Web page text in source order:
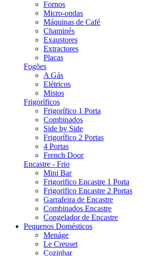
Fornos
Micro-ondas
Máquinas de Café
Chaminés
Exaustores
Extractores
Placas
Fogões
A Gás
Elétricos
Mistos
Frigoríficos
Frigorífico 1 Porta
Combinados
Side by Side
Frigorífico 2 Portas
4 Portas
French Door
Encastre - Frio
Mini Bar
Frigorifico Encastre 1 Porta
Frigorifico Encastre 2 Portas
Garrafeira de Encastre
Combinados Encastre
Congelador de Encastre
Pequenos Domésticos
Menáge
Le Creuset
Cozinhar